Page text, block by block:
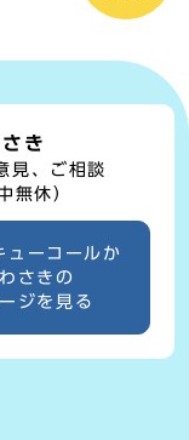
き
見、ご相談
無休）
ューコールか
わさきの
ジを見る